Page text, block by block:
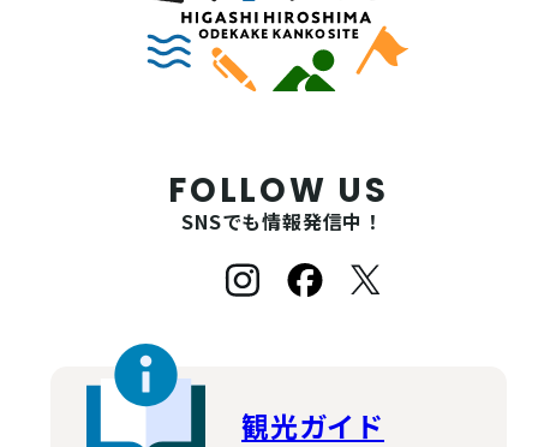
FOLLOW US
SNSでも情報発信中！
観光ガイド